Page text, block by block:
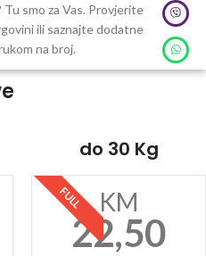
smo za Vas. Provjerite
ili saznajte dodatne
na broj.
do 30 Kg
FULL KM
22,50